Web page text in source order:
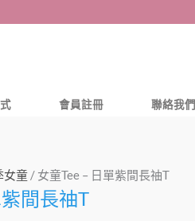
會員註冊 聯絡我們
女童 / 女童Tee – 日單紫間長䄂T
間長䄂T